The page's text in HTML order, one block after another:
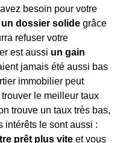
besoin pour votre
dossier solide grâce
refuser votre
est aussi un gain
jamais été aussi bas
immobilier peut
le meilleur taux
trouve un taux très bas,
intérêts le sont aussi :
prêt plus vite et vous